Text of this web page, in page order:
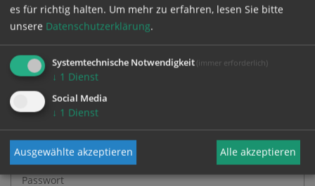
Bitte melden Sie sich mit Ihrem Benutzernamen
und Passwort an.
Benutzername
Passwort
es für richtig halten. Um mehr zu erfahren, lesen Sie bitte
unsere Datenschutzerklärung.
Systemtechnische Notwendigkeit (immer erforderlich)
↓ 1 Dienst
Social Media
↓ 1 Dienst
Ausgewählte akzeptieren Alle akzeptieren